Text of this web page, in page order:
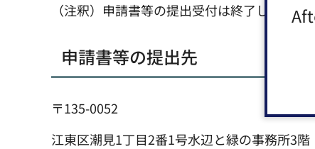
（注釈）申請書等の提出受付は終了しました
申請書等の提出先
〒135-0052
江東区潮見1丁目2番1号水辺と緑の事務所3階